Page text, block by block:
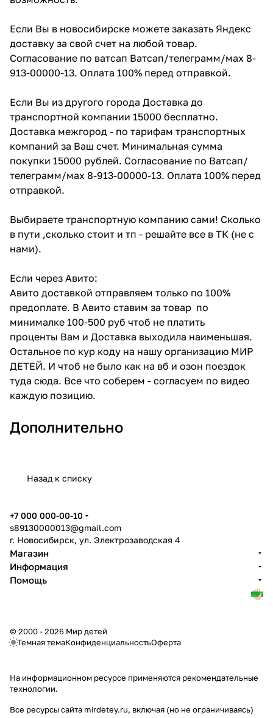
Если Вы в новосибирске можете заказать Яндекс
доставку за свой счет на любой товар.
Согласование по ватсап Ватсап/телеграмм/мах 8-
913-00000-13. Оплата 100% перед отправкой.
Если Вы из другого города Доставка до
транспортной компании 15000 бесплатно.
Доставка межгород - по тарифам транспортных
компаний за Ваш счет. Минимальная сумма
покупки 15000 рублей. Согласование по Ватсап/
телеграмм/мах 8-913-00000-13. Оплата 100% перед
отправкой.
Выбираете транспортную компанию сами! Сколько
в пути ,сколько стоит и тп - решайте все в ТК (не с
нами).
Если через Авито:
Авито доставкой отправляем только по 100%
предоплате. В Авито ставим за товар по
минималке 100-500 руб чтоб не платить
проценты Вам и Доставка выходила наименьшая.
Остальное по кур коду на нашу организацию МИР
ДЕТЕЙ. И чтоб не было как на вб и озон поездок
туда сюда. Все что соберем - согласуем по видео
каждую позицию.
Дополнительно
Назад к списку
+7 000 000-00-10
s89130000013@gmail.com
г. Новосибирск, ул. Электрозаводская 4
Магазин
Информация
Помощь
© 2000 - 2026 Мир детей
Темная темаКонфиденциальностьОферта
На информационном ресурсе применяются рекомендательные
технологии.
Все ресурсы сайта mirdetey.ru, включая (но не ограничиваясь)